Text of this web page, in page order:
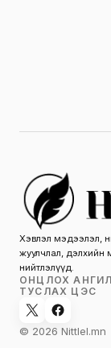
Хэвлэл мэдээлэл,
жуулчлал, дэлхийн
нийтлэлүүд.
ОНЦЛОХ
ТУСЛАХ ЦЭС
© 2026 Nittlel.mn